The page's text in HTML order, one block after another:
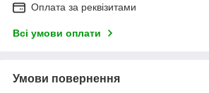
Оплата за реквізитами
Всі умови оплати
Умови повернення